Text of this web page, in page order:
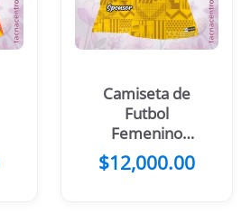
Camiseta de
Futbol
Femenino
Verde Cuadros
$12,000.00